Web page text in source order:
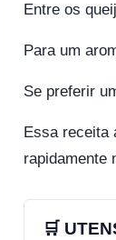
Entre os
Para um
Se preferir
Essa receita
rapidamente
🛒